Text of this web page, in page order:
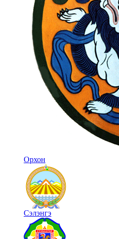
Орхон
Сэлэнгэ